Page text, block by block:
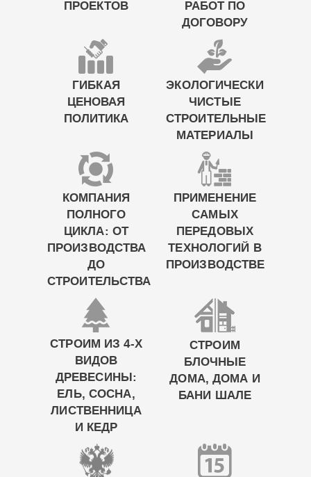
ПРОЕКТОВ
РАБОТ ПО
ДОГОВОРУ
ГИБКАЯ
ЦЕНОВАЯ
ПОЛИТИКА
ЭКОЛОГИЧЕСКИ
ЧИСТЫЕ
СТРОИТЕЛЬНЫЕ
МАТЕРИАЛЫ
КОМПАНИЯ
ПОЛНОГО
ЦИКЛА: ОТ
ПРОИЗВОДСТВА
ДО
СТРОИТЕЛЬСТВА
ПРИМЕНЕНИЕ
САМЫХ
ПЕРЕДОВЫХ
ТЕХНОЛОГИЙ В
ПРОИЗВОДСТВЕ
СТРОИМ ИЗ 4-Х
ВИДОВ
ДРЕВЕСИНЫ:
ЕЛЬ, СОСНА,
ЛИСТВЕННИЦА
И КЕДР
СТРОИМ
БЛОЧНЫЕ
ДОМА, ДОМА И
БАНИ ШАЛЕ